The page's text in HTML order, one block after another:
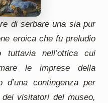
di serbare una sia pur
eroica che fu preludio
tuttavia nell’ottica cui
le imprese della
d’una contingenza per
visitatori del museo,